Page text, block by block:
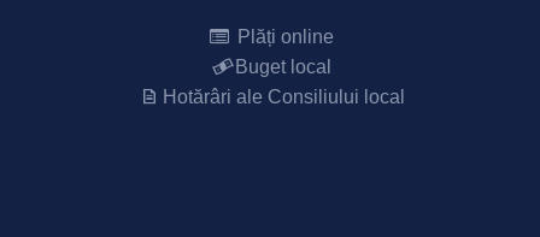
Plăți online
Buget local
Hotărâri ale Consiliului local